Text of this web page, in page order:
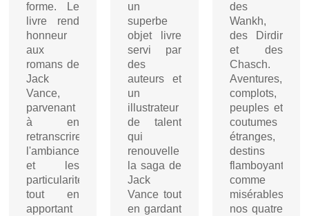
forme. Le
livre rend
honneur
aux
romans de
Jack
Vance,
parvenant
à en
retranscrire
l'ambiance
et les
particularités
tout en
apportant
un
superbe
objet livre
servi par
des
auteurs et
un
illustrateur
de talent
qui
renouvelle
la saga de
Jack
Vance tout
en gardant
des
Wankh,
des Dirdir
et des
Chasch.
Aventures,
complots,
peuples et
coutumes
étranges,
destins
flamboyants
comme
misérables,
nos quatre